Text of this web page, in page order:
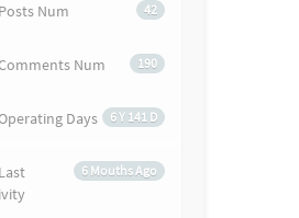
42
Posts Num
190
Num
6 Y 141 D
Days
6 Mouths Ago
Last